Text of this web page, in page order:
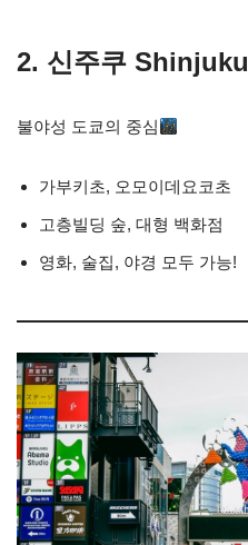
2. 신주쿠 Shinjuku
불야성 도쿄의 중심
가부키초, 오모이데요코초
고층빌딩 숲, 대형 백화점
영화, 술집, 야경 모두 가능!